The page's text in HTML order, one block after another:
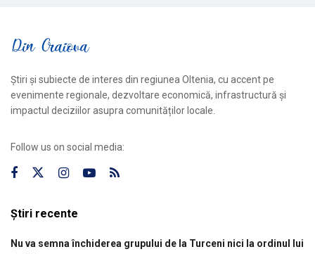
Știri și subiecte de interes din regiunea Oltenia, cu accent pe
evenimente regionale, dezvoltare economică, infrastructură și
impactul deciziilor asupra comunităților locale.
Follow us on social media:
Știri recente
Nu va semna închiderea grupului de la Turceni nici la ordinul lui